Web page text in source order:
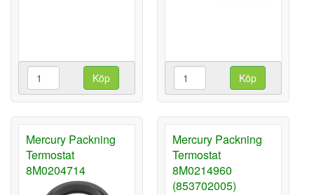
Köp Köp
Mercury Packning
Termostat
8M0204714
Mercury Packning
Termostat
8M0214960
(853702005)